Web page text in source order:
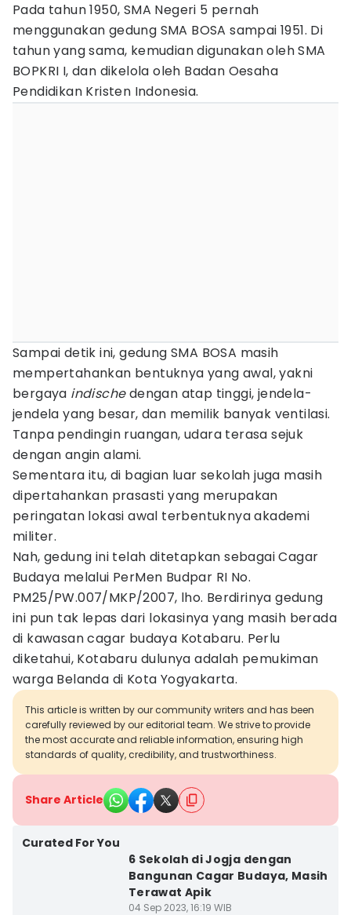
Pada tahun 1950, SMA Negeri 5 pernah
menggunakan gedung SMA BOSA sampai 1951. Di
tahun yang sama, kemudian digunakan oleh SMA
BOPKRI I, dan dikelola oleh Badan Oesaha
Pendidikan Kristen Indonesia.
Sampai detik ini, gedung SMA BOSA masih
mempertahankan bentuknya yang awal, yakni
bergaya indischedengan atap tinggi, jendela-
jendela yang besar, dan memilik banyak ventilasi.
Tanpa pendingin ruangan, udara terasa sejuk
dengan angin alami.
Sementara itu, di bagian luar sekolah juga masih
dipertahankan prasasti yang merupakan
peringatan lokasi awal terbentuknya akademi
militer.
Nah, gedung ini telah ditetapkan sebagai Cagar
Budaya melalui PerMen Budpar RI No.
PM25/PW.007/MKP/2007, lho. Berdirinya gedung
ini pun tak lepas dari lokasinya yang masih berada
di kawasan cagar budaya Kotabaru. Perlu
diketahui, Kotabaru dulunya adalah pemukiman
warga Belanda di Kota Yogyakarta.
This article is written by our community writers and has been
carefully reviewed by our editorial team. We strive to provide
the most accurate and reliable information, ensuring high
standards of quality, credibility, and trustworthiness.
Share Article
Curated For You
6 Sekolah di Jogja dengan
Bangunan Cagar Budaya, Masih
Terawat Apik
04 Sep 2023, 16:19 WIB